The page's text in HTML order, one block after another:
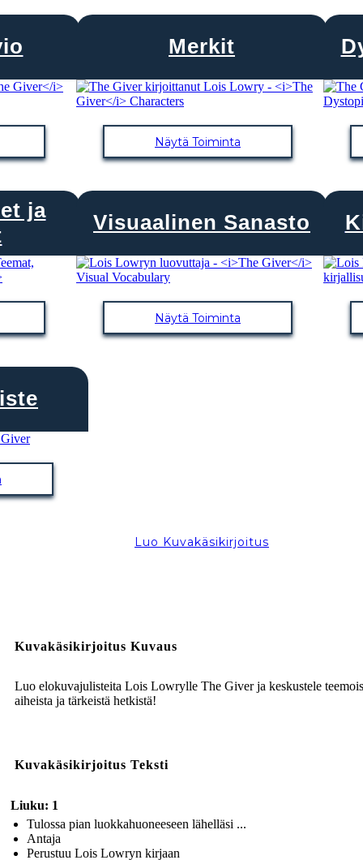
Merkit
Näytä Toiminta
ja
Visuaalinen Sanasto
Näytä Toiminta
Luo Kuvakäsikirjoitus
Kuvakäsikirjoitus Kuvaus
Luo elokuvajulisteita Lois Lowrylle The Giver ja keskustele
aiheista ja tärkeistä hetkistä!
Kuvakäsikirjoitus Teksti
Liuku: 1
Tulossa pian luokkahuoneeseen lähelläsi ...
Antaja
Perustuu Lois Lowryn kirjaan